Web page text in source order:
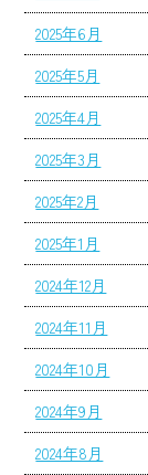
2025年6月
2025年5月
2025年4月
2025年3月
2025年2月
2025年1月
2024年12月
2024年11月
2024年10月
2024年9月
2024年8月